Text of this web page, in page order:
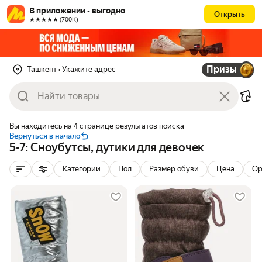
В приложении - выгодно
★★★★★ (700К)
Открыть
Ташкент • Укажите адрес Призы
Вы находитесь на 4 странице результатов поиска
Вернуться в начало
5-7: Сноубутсы, дутики для девочек
Категории Пол Размер обуви Цена